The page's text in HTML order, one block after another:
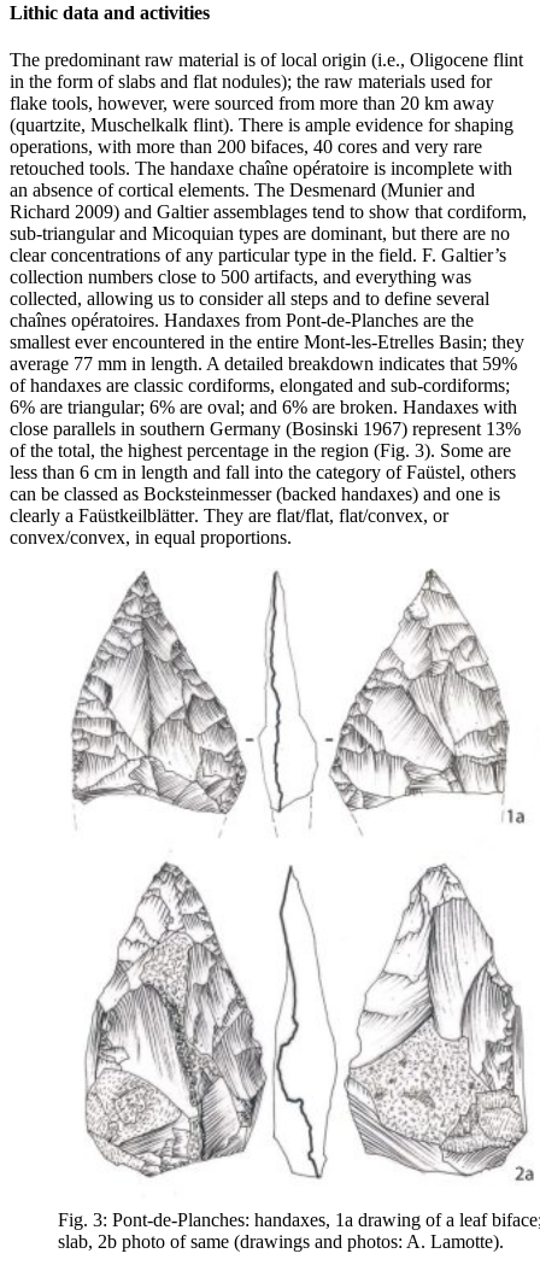
Lithic data and activities
The predominant raw material is of local origin (i.e., Oligocene flint
in the form of slabs and flat nodules); the raw materials used for
flake tools, however, were sourced from more than 20 km away
(quartzite, Muschelkalk flint). There is ample evidence for shaping
operations, with more than 200 bifaces, 40 cores and very rare
retouched tools. The handaxe chaîne opératoire is incomplete with
an absence of cortical elements. The Desmenard (Munier and
Richard 2009) and Galtier assemblages tend to show that cordiform,
sub-triangular and Micoquian types are dominant, but there are no
clear concentrations of any particular type in the field. F. Galtier’s
collection numbers close to 500 artifacts, and everything was
collected, allowing us to consider all steps and to define several
chaînes opératoires. Handaxes from Pont-de-Planches are the
smallest ever encountered in the entire Mont-les-Etrelles Basin; they
average 77 mm in length. A detailed breakdown indicates that 59%
of handaxes are classic cordiforms, elongated and sub-cordiforms;
6% are triangular; 6% are oval; and 6% are broken. Handaxes with
close parallels in southern Germany (Bosinski 1967) represent 13%
of the total, the highest percentage in the region (Fig. 3). Some are
less than 6 cm in length and fall into the category ofFaüstel, others
can be classed as Bocksteinmesser(backed handaxes) and one is
clearly a Faüstkeilblätter. They are flat/flat, flat/convex, or
convex/convex, in equal proportions.
Fig. 3: Pont-de-Planches: handaxes, 1a drawing of a leaf
slab, 2b photo of same (drawings and photos: A. Lamotte).